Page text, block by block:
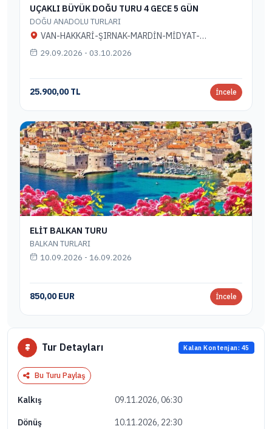
UÇAKLI BÜYÜK DOĞU TURU 4 GECE 5 GÜN
DOĞU ANADOLU TURLARI
VAN-HAKKARİ-ŞIRNAK-MARDİN-MİDYAT-
DİYARBAKIR
29.09.2026 - 03.10.2026
25.900,00 TL İncele
ELİT BALKAN TURU
BALKAN TURLARI
10.09.2026 - 16.09.2026
850,00 EUR İncele
Tur Detayları Kalan Kontenjan: 45
Bu Turu Paylaş
Kalkış 09.11.2026, 06:30
Dönüş 10.11.2026, 22:30